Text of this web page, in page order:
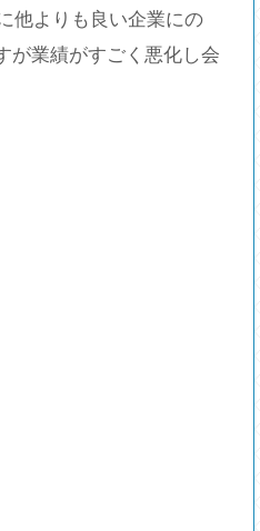
他よりも良い企業にの
が業績がすごく悪化し会